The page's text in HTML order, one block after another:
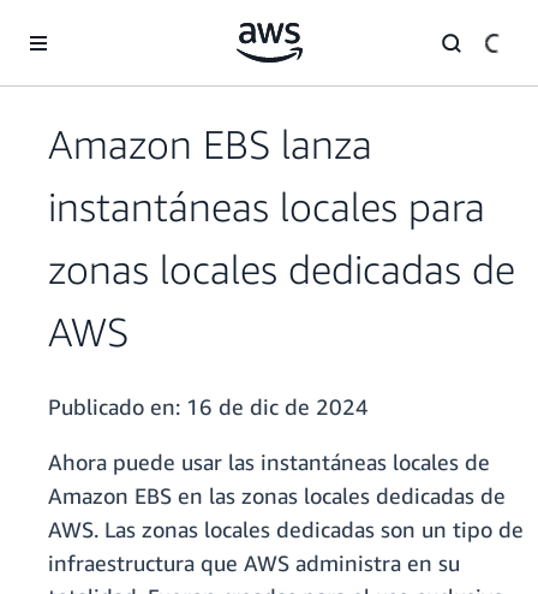
Amazon EBS lanza
instantáneas locales para
zonas locales dedicadas de
AWS
Publicado en: 16 de dic de 2024
Ahora puede usar las instantáneas locales de
Amazon EBS en las zonas locales dedicadas de
AWS. Las zonas locales dedicadas son un tipo de
infraestructura que AWS administra en su